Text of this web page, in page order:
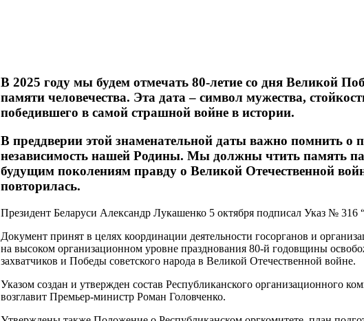
В 2025 году мы будем отмечать 80-летие со дня Великой
памяти человечества. Эта дата – символ мужества,
победившего в самой страшной войне в истории.
В преддверии этой знаменательной даты важно помнить о
независимость нашей Родины. Мы должны чтить память
будущим поколениям правду о Великой Отечественной
повторилась.
Президент Беларуси Александр Лукашенко 5 октября подписал Указ №
Документ принят в целях координации деятельности госорганов и
на высоком организационном уровне празднования 80-й годовщины
захватчиков и Победы советского народа в Великой Отечественной войне.
Указом создан и утвержден состав Республиканского организационного
возглавит Премьер-министр Роман Головченко.